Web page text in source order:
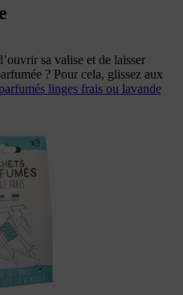
sa valise et de laisser
? Pour cela, glissez aux
linges frais ou lavande